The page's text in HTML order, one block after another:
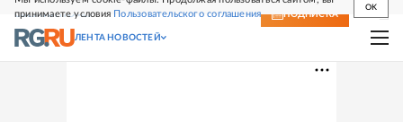
принимаете условия Пользовательского соглашения
OK
СВЕЖИЙ НОМЕР ПОДПИСКА
ЛЕНТА НОВОСТЕЙ